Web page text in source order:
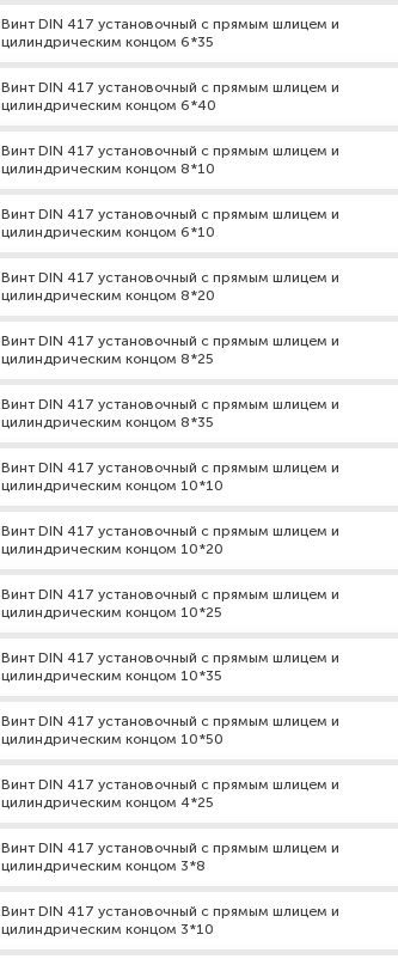
Винт DIN 417 установочный с прямым шлицем и
цилиндрическим концом 6*35
Винт DIN 417 установочный с прямым шлицем и
цилиндрическим концом 6*40
Винт DIN 417 установочный с прямым шлицем и
цилиндрическим концом 8*10
Винт DIN 417 установочный с прямым шлицем и
цилиндрическим концом 6*10
Винт DIN 417 установочный с прямым шлицем и
цилиндрическим концом 8*20
Винт DIN 417 установочный с прямым шлицем и
цилиндрическим концом 8*25
Винт DIN 417 установочный с прямым шлицем и
цилиндрическим концом 8*35
Винт DIN 417 установочный с прямым шлицем и
цилиндрическим концом 10*10
Винт DIN 417 установочный с прямым шлицем и
цилиндрическим концом 10*20
Винт DIN 417 установочный с прямым шлицем и
цилиндрическим концом 10*25
Винт DIN 417 установочный с прямым шлицем и
цилиндрическим концом 10*35
Винт DIN 417 установочный с прямым шлицем и
цилиндрическим концом 10*50
Винт DIN 417 установочный с прямым шлицем и
цилиндрическим концом 4*25
Винт DIN 417 установочный с прямым шлицем и
цилиндрическим концом 3*8
Винт DIN 417 установочный с прямым шлицем и
цилиндрическим концом 3*10